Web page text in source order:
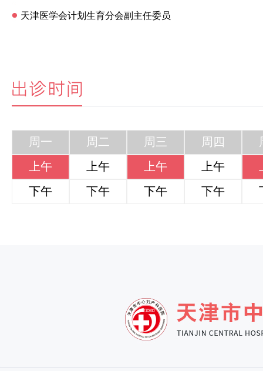
天津医学会计划生育分会副主任委员
周一 周二 周三 周四
上午
上午 上午 上午
下午
下午 下午 下午